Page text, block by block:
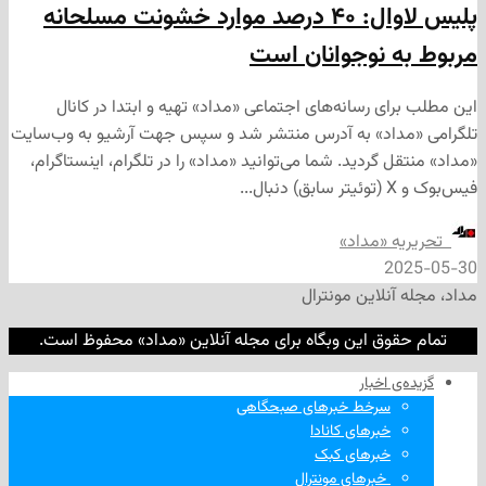
پلیس لاوال: ۴۰ درصد موارد خشونت مسلحانه
نوجوانان است
رسانه‌های اجتماعی «مداد» تهیه و ابتدا در کانال
به آدرس منتشر شد و سپس جهت آرشیو به وب‌سایت
گردید. شما می‌توانید «مداد» را در تلگرام، اینستاگرام،
«مداد»
مونترال
این وبگاه برای مجله آنلاین «مداد» محفوظ است.
اخبار
سرخط خبرهای صبحگاهی
خبرهای کانادا
خبرهای کبک
‌ خبرهای مونترال